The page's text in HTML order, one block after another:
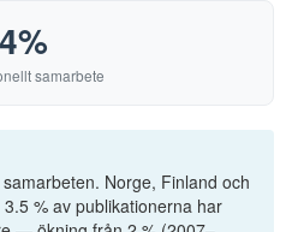
4%
samarbete
Norge, Finland och
% av publikationerna har